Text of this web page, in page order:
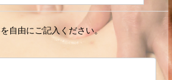
自由にご記入ください。